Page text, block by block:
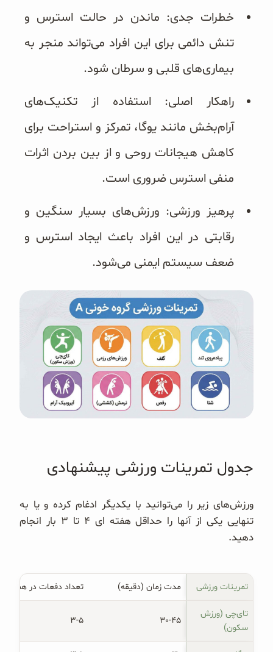
خطرات جدی: ماندن در حالت استرس و
تنش دائمی برای این افراد می‌تواند منجر به
بیماری‌های قلبی و سرطان شود.
راهکار اصلی: استفاده از تکنیک‌های
آرام‌بخش مانند یوگا، تمرکز و استراحت برای
کاهش هیجانات روحی و از بین بردن اثرات
منفی استرس ضروری است.
پرهیز ورزشی: ورزش‌های بسیار سنگین و
رقابتی در این افراد باعث ایجاد استرس و
ضعف سیستم ایمنی می‌شود.
جدول تمرینات ورزشی پیشنهادی
ورزش‌های زیر را می‌توانید با یکدیگر ادغام کرده و یا به
تنهایی یکی از آنها را حداقل هفته ای ۴ تا ۳ بار انجام
دهید.
تمرینات ورزشی مدت زمان (دقیقه) تعداد دفعات در هفته
سکون)
۳۰-۴۵ ۳-۵